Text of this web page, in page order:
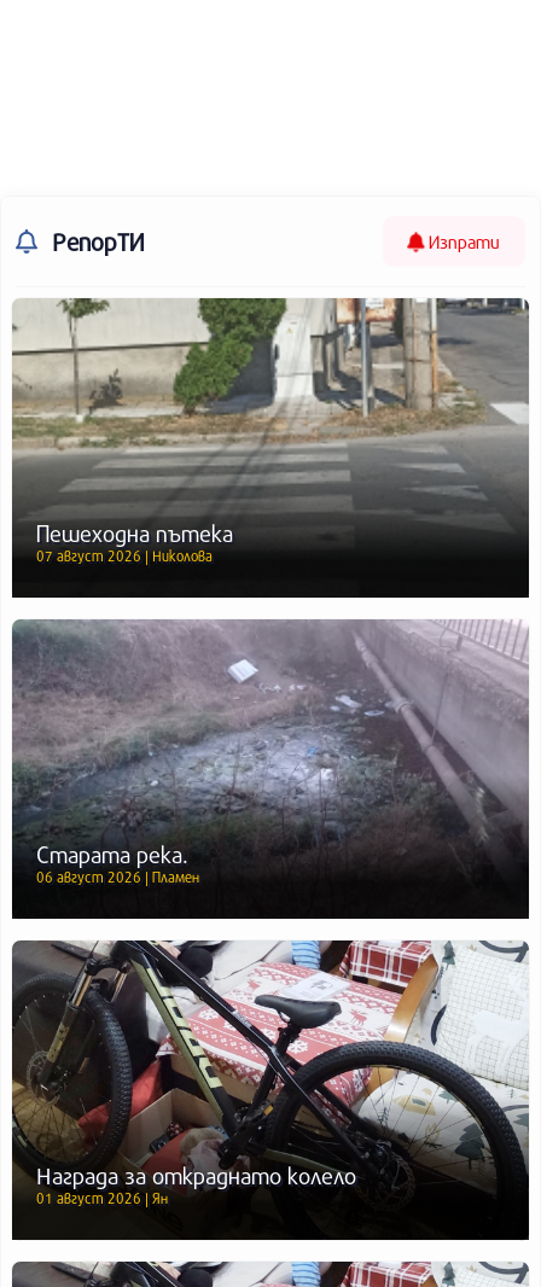
РепорТИ Изпрати
Пешеходна пътека
07 август 2026 | Николова
Старата река.
06 август 2026 | Пламен
Награда за откраднато колело
01 август 2026 | Ян